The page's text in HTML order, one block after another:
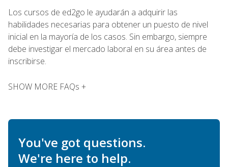
Los cursos de ed2go le ayudarán a adquirir las
habilidades necesarias para obtener un puesto de nivel
inicial en la mayoría de los casos. Sin embargo, siempre
debe investigar el mercado laboral en su área antes de
inscribirse.
SHOW MORE FAQs +
You've got questions.
We're here to help.